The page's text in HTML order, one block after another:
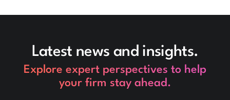
Latest news and insights.
Explore expert perspectives to help
your firm stay ahead.